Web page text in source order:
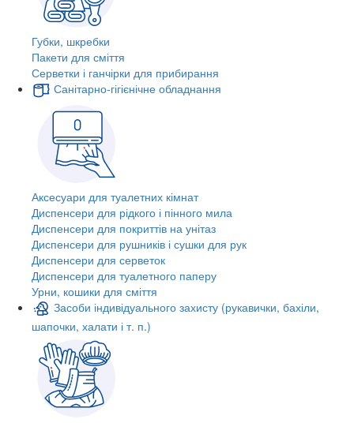
Губки, шкребки
Пакети для сміття
Серветки і ганчірки для прибирання
Санітарно-гігієнічне обладнання
Аксесуари для туалетних кімнат
Диспенсери для рідкого і пінного мила
Диспенсери для покриттів на унітаз
Диспенсери для рушників і сушки для рук
Диспенсери для серветок
Диспенсери для туалетного паперу
Урни, кошики для сміття
Засоби індивідуального захисту (рукавички, бахіли,
шапочки, халати і т. п.)